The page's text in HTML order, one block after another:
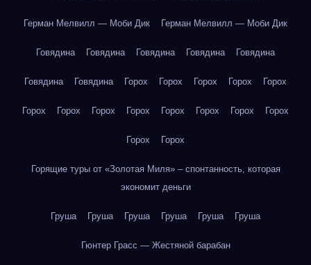
Герман Мелвилл — Моби Дик Герман Мелвилл — Моби Дик
Говядина Говядина Говядина Говядина Говядина
Говядина Говядина Горох Горох Горох Горох Горох
Горох Горох Горох Горох Горох Горох Горох Горох
Горох Горох
Горящие туры от «Золотая Миля» – спонтанность, которая
экономит деньги
Груша Груша Груша Груша Груша Груша
Гюнтер Грасс — Жестяной барабан